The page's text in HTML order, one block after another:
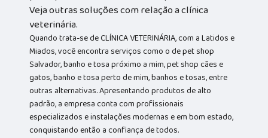
Veja outras soluções com relação a clínica
veterinária.
Quando trata-se de CLÍNICA VETERINÁRIA, com a Latidos e
Miados, você encontra serviços como o de pet shop
Salvador, banho e tosa próximo a mim, pet shop cães e
gatos, banho e tosa perto de mim, banhos e tosas, entre
outras alternativas. Apresentando produtos de alto
padrão, a empresa conta com profissionais
especializados e instalações modernas e em bom estado,
conquistando então a confiança de todos.